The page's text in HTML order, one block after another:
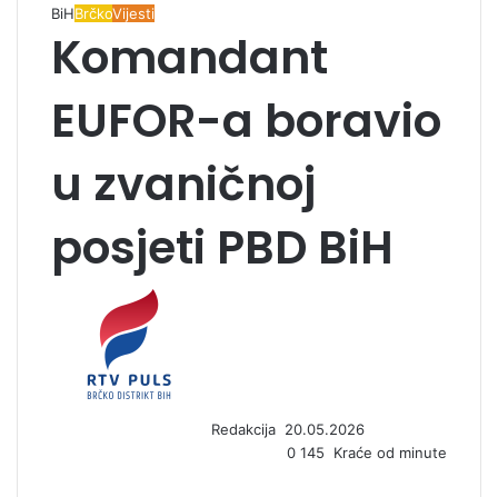
BiHBrčkoVijesti
Komandant
EUFOR-a boravio
u zvaničnoj
posjeti PBD BiH
Redakcija e
m
20.05.2026
0 145 Kraće od minute